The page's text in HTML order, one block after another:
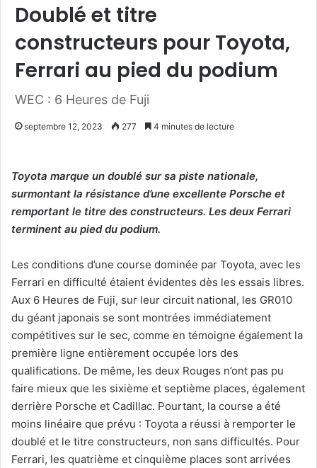
Doublé et titre
constructeurs pour Toyota,
Ferrari au pied du podium
WEC : 6 Heures de Fuji
septembre 12, 2023 277 4 minutes de lecture
Toyota marque un doublé sur sa piste nationale,
surmontant la résistance d’une excellente Porsche et
remportant le titre des constructeurs. Les deux Ferrari
terminent au pied du podium.
Les conditions d’une course dominée par Toyota, avec les
Ferrari en difficulté étaient évidentes dès les essais libres.
Aux 6 Heures de Fuji, sur leur circuit national, les GR010
du géant japonais se sont montrées immédiatement
compétitives sur le sec, comme en témoigne également la
première ligne entièrement occupée lors des
qualifications. De même, les deux Rouges n’ont pas pu
faire mieux que les sixième et septième places, également
derrière Porsche et Cadillac. Pourtant, la course a été
moins linéaire que prévu : Toyota a réussi à remporter le
doublé et le titre constructeurs, non sans difficultés. Pour
Ferrari, les quatrième et cinquième places sont arrivées